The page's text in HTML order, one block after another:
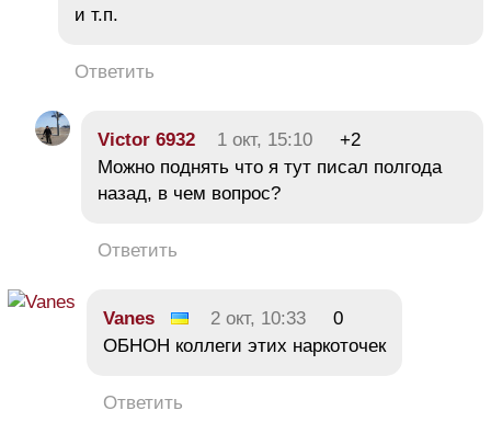
и т.п.
Ответить
Victor 6932 1 окт, 15:10
+2
Можно поднять что я тут писал полгода
назад, в чем вопрос?
Ответить
Vanes 2 окт, 10:33
0
ОБНОН коллеги этих наркоточек
Ответить